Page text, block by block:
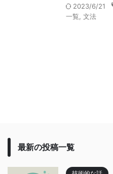
2023/6/21
一覧 文法
最新の投稿一覧